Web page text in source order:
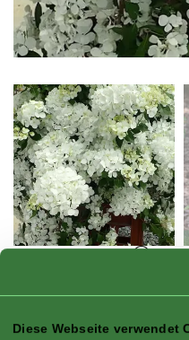
Diese Webseite verwendet
®
Hydrangea